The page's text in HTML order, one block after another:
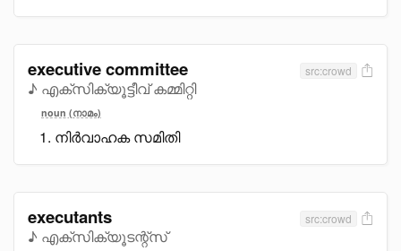
executive committee
♪ എക്സിക്യൂട്ടീവ് കമ്മിറ്റി
src:crowd
noun (നാമം)
നിർവാഹക സമിതി
executants
♪ എക്സിക്യൂടന്റ്സ്
src:crowd